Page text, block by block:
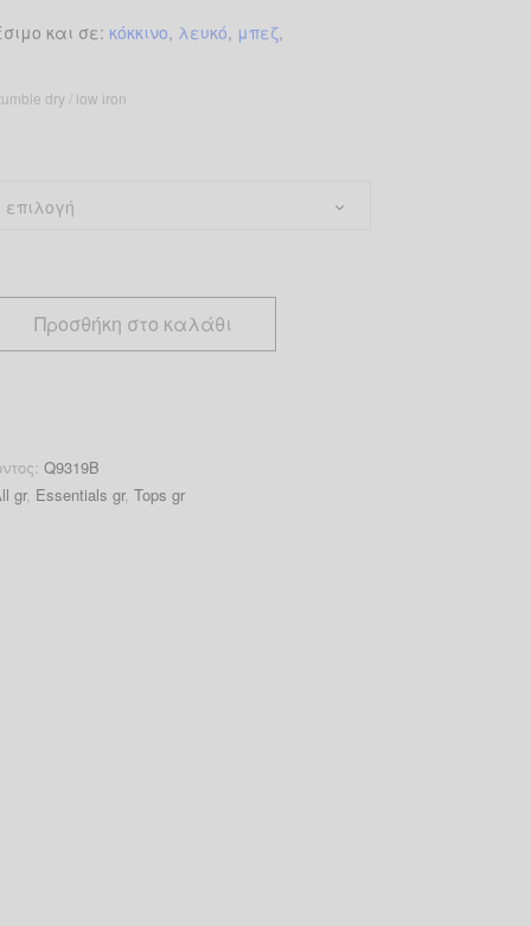
και σε: κόκκινο, λευκό, μπεζ,
dry / low iron
Προσθήκη στο καλάθι
Q9319B
gr, Essentials gr,Tops gr